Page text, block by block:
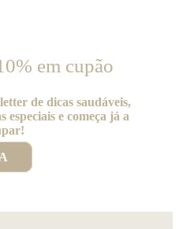
em cupão
de dicas saudáveis,
especiais e começa já a